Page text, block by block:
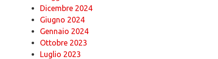
Dicembre 2024
Giugno 2024
Gennaio 2024
Ottobre 2023
Luglio 2023